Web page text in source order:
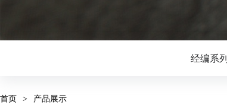
经编系列
首页 > 产品展示